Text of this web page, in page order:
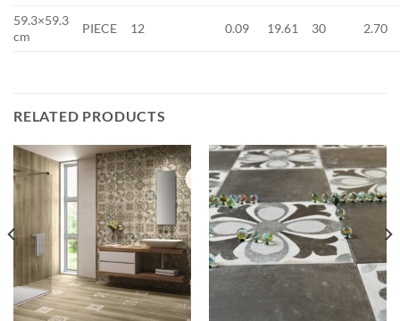
59.3×59.3
cm
PIECE 12 0.09 19.61 30 2.70
RELATED PRODUCTS